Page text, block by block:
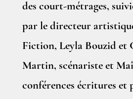
des court-métrages,
par le directeur
Fiction, Leyla Bouzid et
Martin, scénariste et
conférences écritures et